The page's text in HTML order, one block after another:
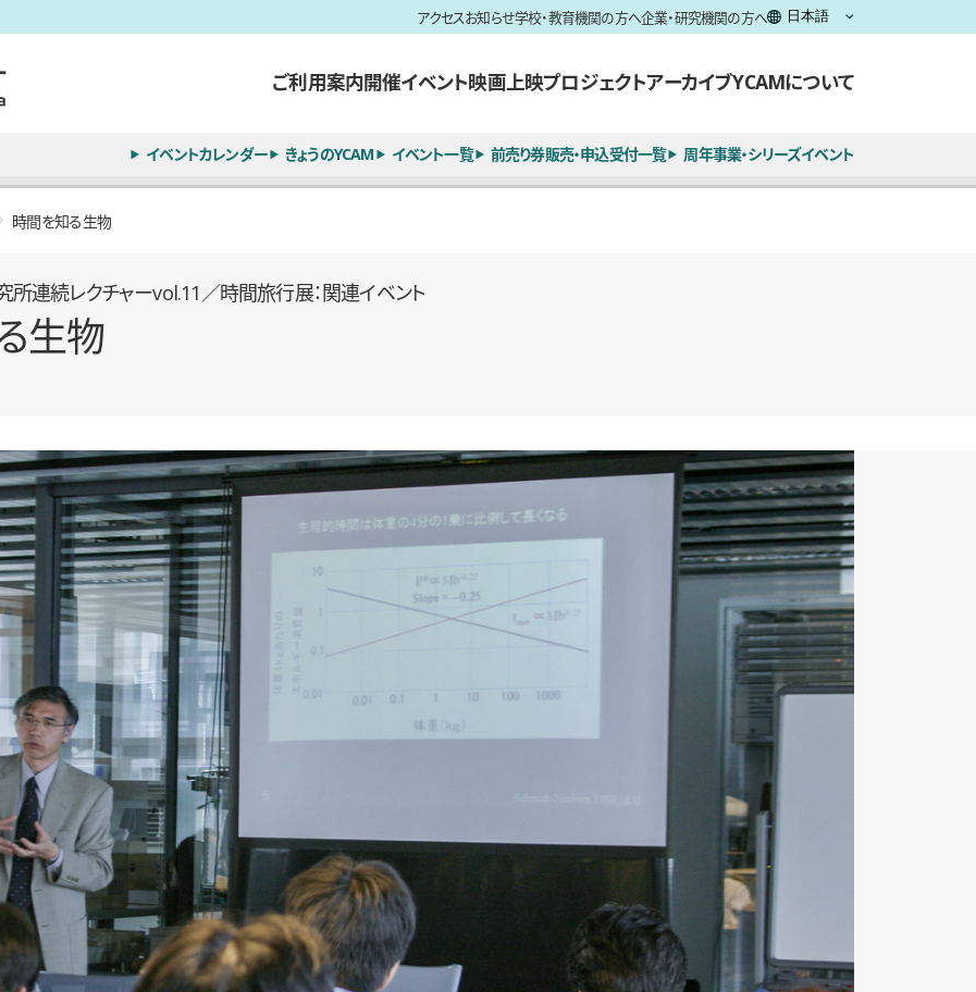
アクセスお知らせ学校・教育機関の方へ企業・研究機関の方へ
ご利用案内開催イベント映画上映プロジェクトアーカイブYCAMについて
イベントカレンダー きょうのYCAM イベント一覧 前売り券販売・申込受付一覧 周年事業・シリーズイベント
時間を知る生物
連続レクチャーvol.11／時間旅行展：関連イベント
生物